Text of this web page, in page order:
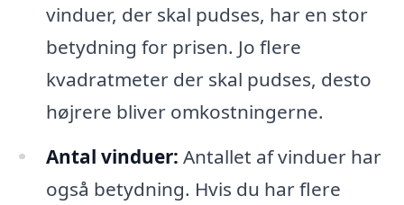
vinduer, der skal pudses, har en stor
betydning for prisen. Jo flere
kvadratmeter der skal pudses, desto
højrere bliver omkostningerne.
Antal vinduer: Antallet af vinduer har
også betydning. Hvis du har flere